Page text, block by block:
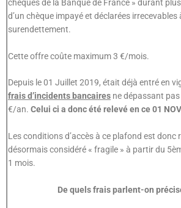
chèques de la Banque de France » durant
d’un chèque impayé et déclarées irrecevables
surendettement.
Cette offre coûte maximum 3 €/mois.
Depuis le 01 Juillet 2019, était déjà entré en
frais d’incidents bancaires ne dépassant
€/an. Celui ci a donc été relevé en ce 01
Les conditions d’accès à ce plafond est donc
désormais considéré « fragile » à partir du
1 mois.
De quels frais parlent-on